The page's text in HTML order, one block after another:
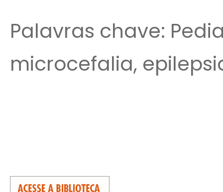
Palavras chave:
microcefalia,